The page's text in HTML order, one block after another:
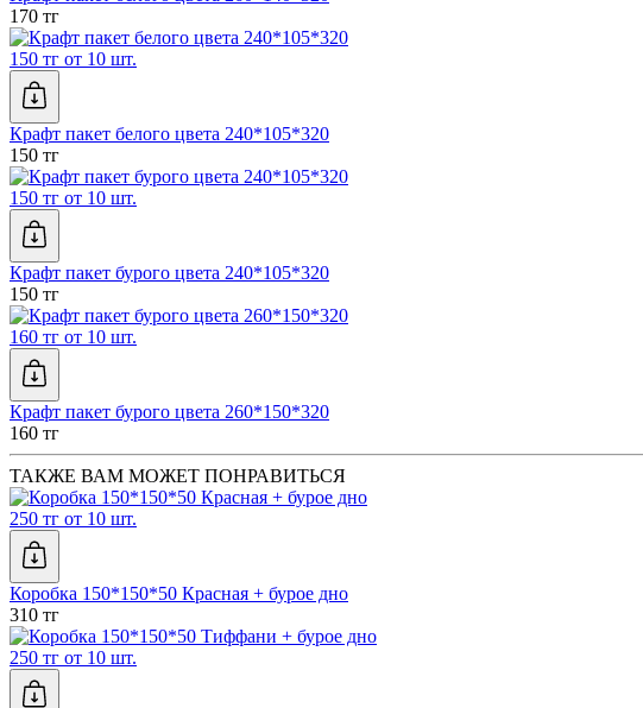
170 тг
150 тг от 10 шт.
Крафт пакет белого цвета 240*105*320
150 тг
150 тг от 10 шт.
Крафт пакет бурого цвета 240*105*320
150 тг
160 тг от 10 шт.
Крафт пакет бурого цвета 260*150*320
160 тг
ТАКЖЕ ВАМ МОЖЕТ ПОНРАВИТЬСЯ
250 тг от 10 шт.
Коробка 150*150*50 Красная + бурое дно
310 тг
250 тг от 10 шт.